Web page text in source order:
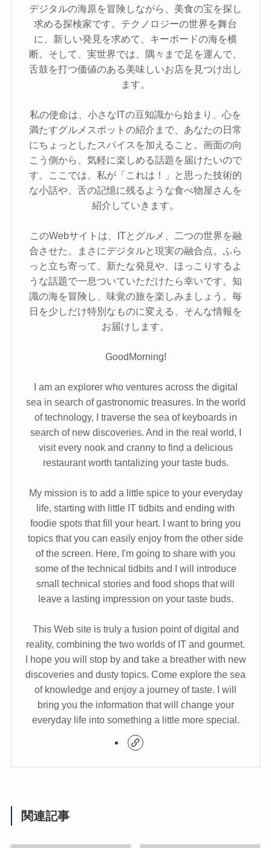
デジタルの海原を冒険しながら、美食の宝を探し
求める探検家です。テクノロジーの世界を舞台
に、新しい発見を求めて、キーボードの海を横
断。そして、実世界では、隅々まで足を運んで、
舌鼓を打つ価値のある美味しいお店を見つけ出し
ます。
私の使命は、小さなITの豆知識から始まり、心を
満たすグルメスポットの紹介まで、あなたの日常
にちょっとしたスパイスを加えること。画面の向
こう側から、気軽に楽しめる話題を届けたいので
す。ここでは、私が「これは！」と思った技術的
な小話や、舌の記憶に残るような食べ物屋さんを
紹介していきます。
このWebサイトは、ITとグルメ、二つの世界を融
合させた、まさにデジタルと現実の融合点。ふら
っと立ち寄って、新たな発見や、ほっこりするよ
うな話題で一息ついていただけたら幸いです。知
識の海を冒険し、味覚の旅を楽しみましょう。毎
日を少しだけ特別なものに変える、そんな情報を
お届けします。
GoodMorning!
I am an explorer who ventures across the digital
sea in search of gastronomic treasures. In the world
of technology, I traverse the sea of keyboards in
search of new discoveries. And in the real world, I
visit every nook and cranny to find a delicious
restaurant worth tantalizing your taste buds.
My mission is to add a little spice to your everyday
life, starting with little IT tidbits and ending with
foodie spots that fill your heart. I want to bring you
topics that you can easily enjoy from the other side
of the screen. Here, I'm going to share with you
some of the technical tidbits and I will introduce
small technical stories and food shops that will
leave a lasting impression on your taste buds.
This Web site is truly a fusion point of digital and
reality, combining the two worlds of IT and gourmet.
I hope you will stop by and take a breather with new
discoveries and dusty topics. Come explore the sea
of knowledge and enjoy a journey of taste. I will
bring you the information that will change your
everyday life into something a little more special.
関連記事